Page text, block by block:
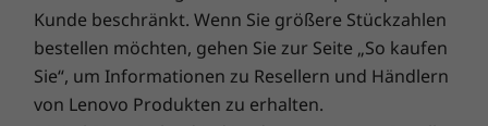
Person auf verschiedenen Geräten sicher
zusammenarbeiten können. Es ist nicht nur
kostengünstig, sondern auch besonders
einfach zu bedienen. Erledigen Sie von Beginn
€ 1.542,20
Prozessor
Bis zu AMD
€
Voraus und profitieren Sie so von Einsparungen von
28% bis 80%. Unsere Technikexperten, ausgestattet mit
Lenovos hochmodernen Diagnoseprogrammen, decken
versteckte Schäden auf und beugen so bösen
Überraschungen vor!
Kunde beschränkt. Wenn Sie größere Stückzahlen
bestellen möchten, gehen Sie zur Seite „So kaufen
Sie“, um Informationen zu Resellern und Händlern
von Lenovo Produkten zu erhalten.